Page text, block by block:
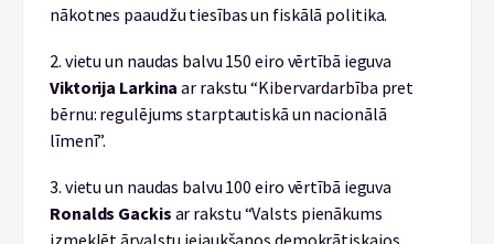
nākotnes paaudžu tiesības un fiskālā politika.
2. vietu un naudas balvu 150 eiro vērtībā ieguva
Viktorija Larkina ar rakstu “Kibervardarbība pret
bērnu: regulējums starptautiskā un nacionālā
līmenī”.
3. vietu un naudas balvu 100 eiro vērtībā ieguva
Ronalds Gackis ar rakstu “Valsts pienākums
izmeklēt ārvalstu iejaukšanos demokrātiskajos